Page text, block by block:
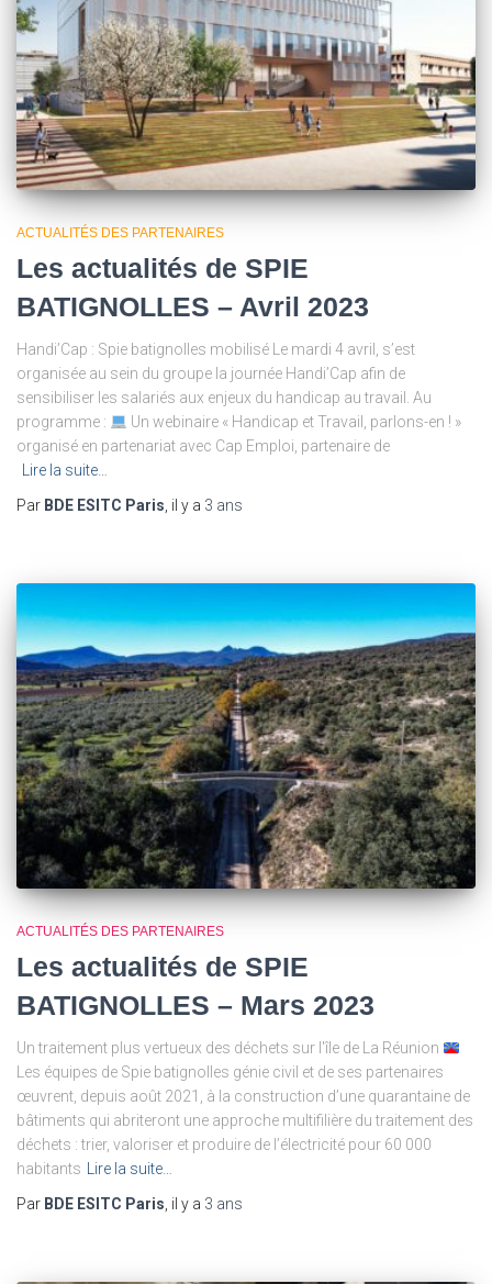
ACTUALITÉS DES PARTENAIRES
Les actualités de SPIE
BATIGNOLLES – Avril 2023
Handi’Cap : Spie batignolles mobilisé Le mardi 4 avril, s’est
organisée au sein du groupe la journée Handi’Cap afin de
sensibiliser les salariés aux enjeux du handicap au travail. Au
programme :
Un webinaire « Handicap et Travail, parlons-en ! »
organisé en partenariat avec Cap Emploi, partenaire de
Lire la suite…
Par BDE ESITC Paris , il y a 3 ans
ACTUALITÉS DES PARTENAIRES
Les actualités de SPIE
BATIGNOLLES – Mars 2023
Un traitement plus vertueux des déchets sur l'île de La Réunion
Les équipes de Spie batignolles génie civil et de ses partenaires
œuvrent, depuis août 2021, à la construction d’une quarantaine de
bâtiments qui abriteront une approche multifilière du traitement des
déchets : trier, valoriser et produire de l’électricité pour 60 000
habitants Lire la suite…
Par BDE ESITC Paris, il y a 3 ans